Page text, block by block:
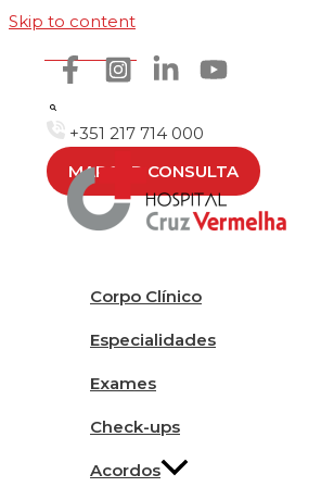
Skip to content
Como chegar
+351 217 714 000
MARCAR CONSULTA
Corpo Clínico
Especialidades
Exames
Check-ups
Acordos